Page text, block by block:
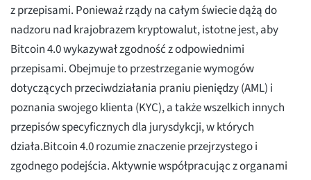
z przepisami. Ponieważ rządy na całym świecie dążą do
nadzoru nad krajobrazem kryptowalut, istotne jest, aby
Bitcoin 4.0 wykazywał zgodność z odpowiednimi
przepisami. Obejmuje to przestrzeganie wymogów
dotyczących przeciwdziałania praniu pieniędzy (AML) i
poznania swojego klienta (KYC), a także wszelkich innych
przepisów specyficznych dla jurysdykcji, w których
działa.Bitcoin 4.0 rozumie znaczenie przejrzystego i
zgodnego podejścia. Aktywnie współpracując z organami